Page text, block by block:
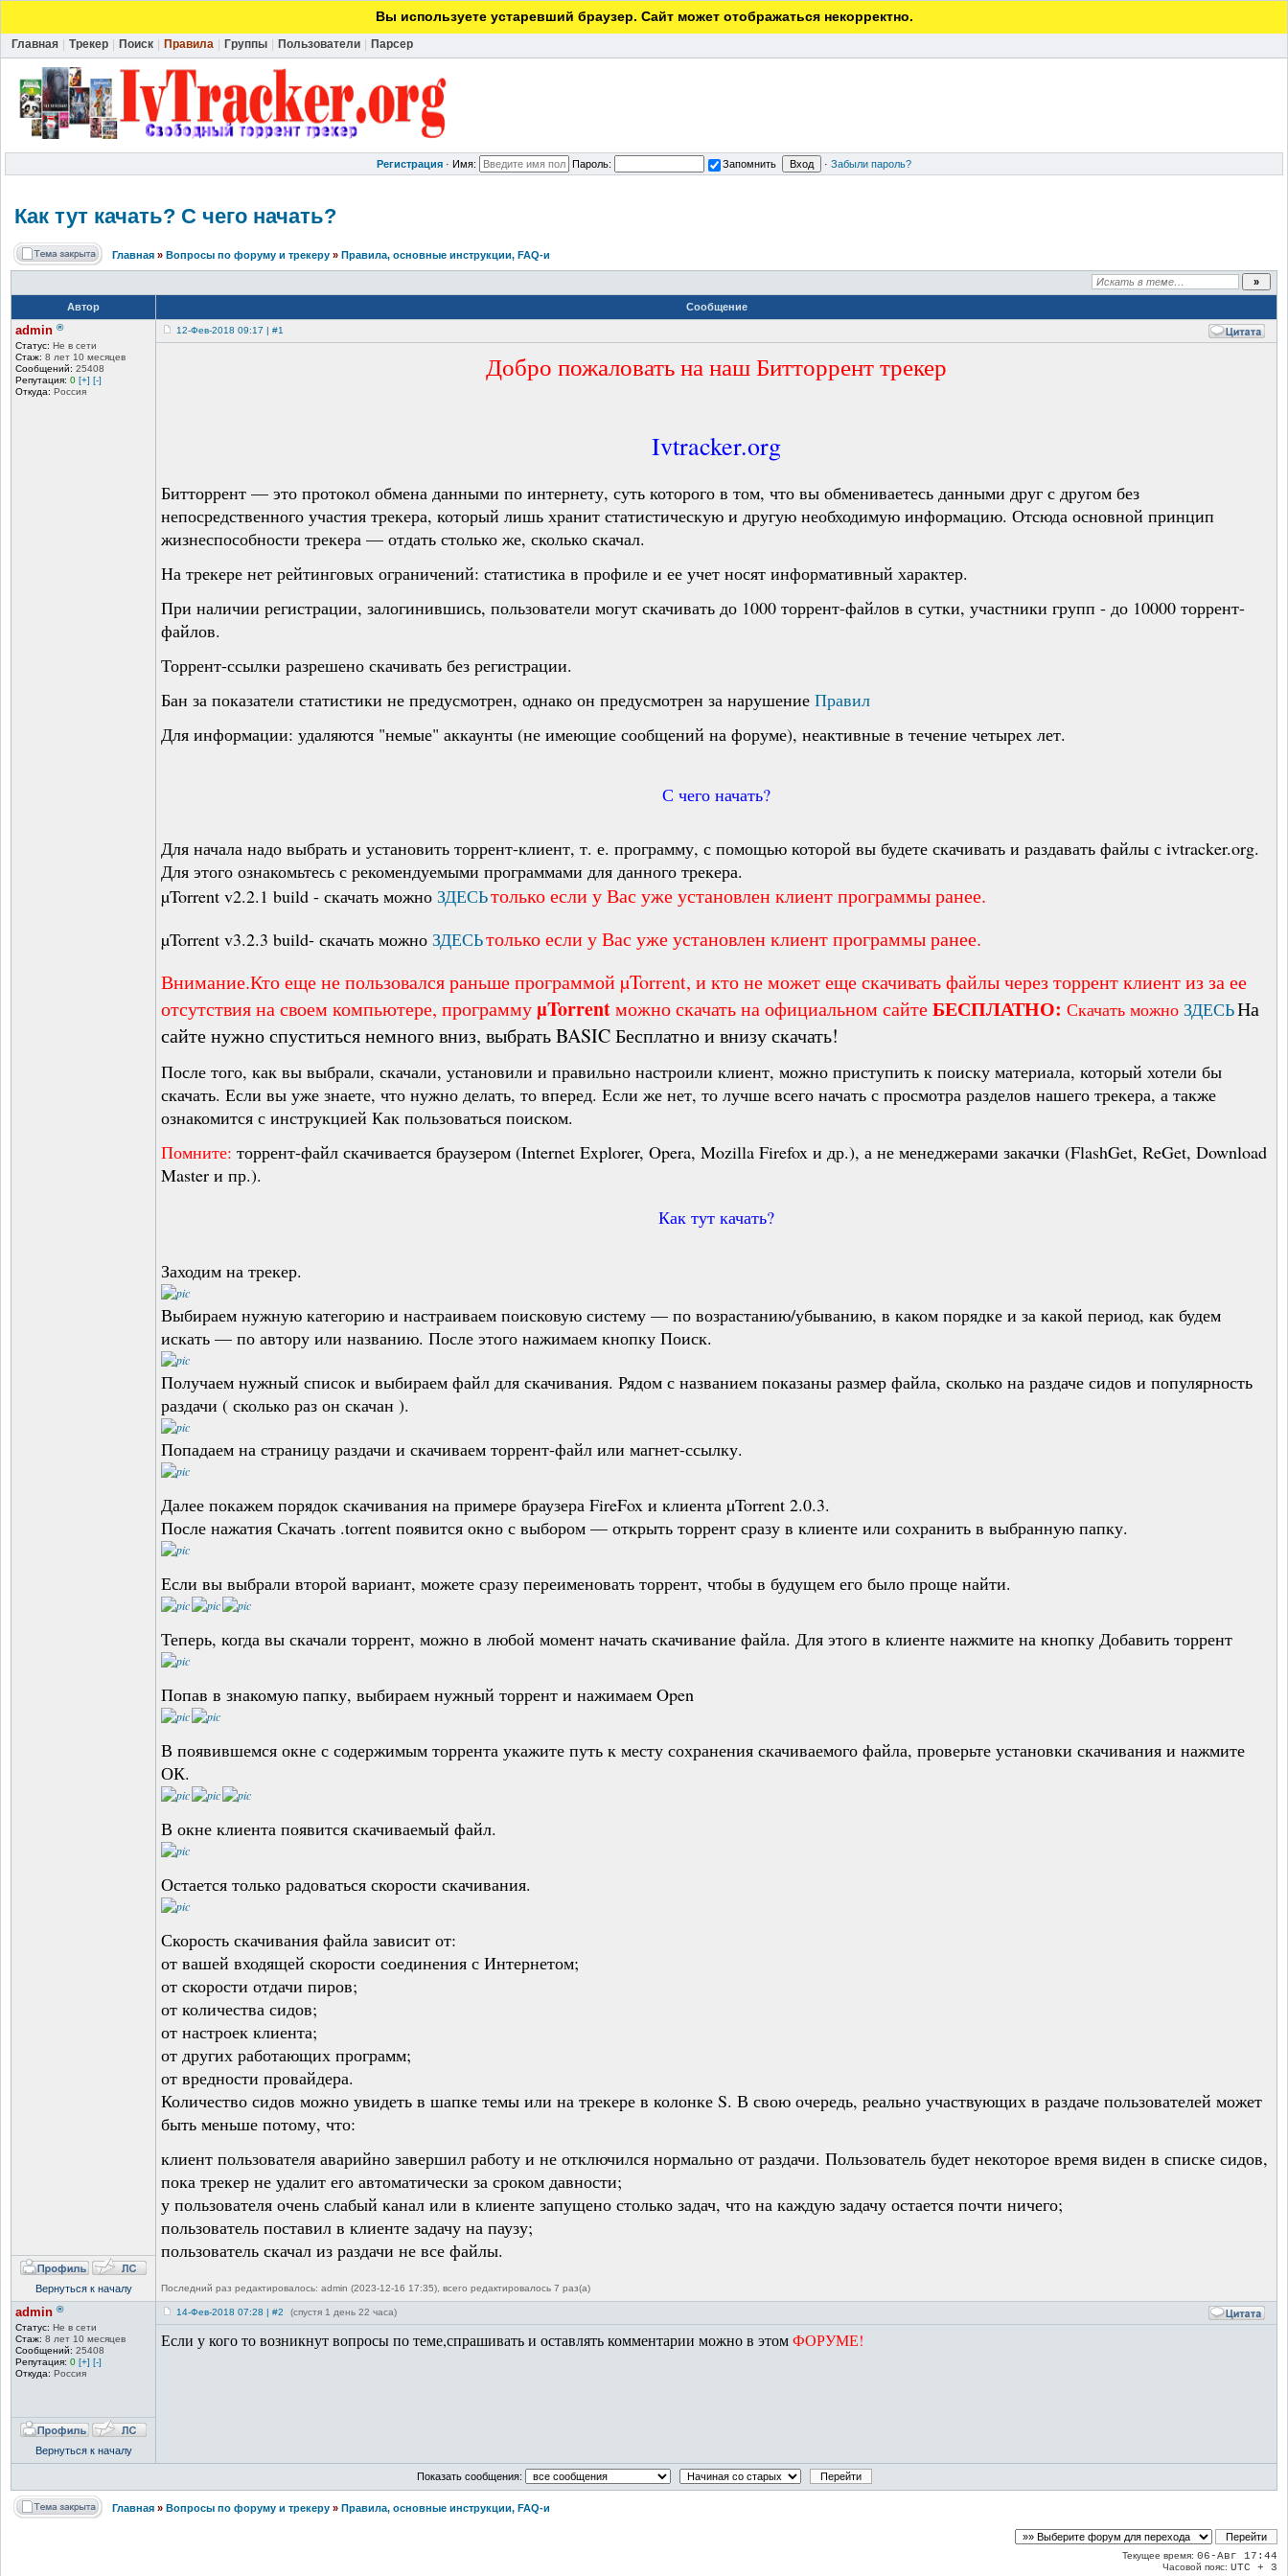
Вы используете устаревший браузер. Сайт может отображаться некорректно.
Главная Трекер Поиск Правила Группы Пользователи Парсер
Регистрация · Имя: Пароль: Запомнить · Забыли пароль?
Как тут качать? С чего начать?
Главная » Вопросы по форуму и трекеру » Правила, основные инструкции, FAQ-и
Автор Сообщение
admin ®
Статус: Не в сети
Стаж: 8 лет 10 месяцев
Сообщений: 25408
Репутация: 0 [+] [-]
Откуда: Россия
12-Фев-2018 09:17 | #1
Добро пожаловать на наш Битторрент трекер
Ivtracker.org
Битторрент — это протокол обмена данными по интернету, суть которого в том, что вы обмениваетесь данными друг с другом без
непосредственного участия трекера, который лишь хранит статистическую и другую необходимую информацию. Отсюда основной принцип
жизнеспособности трекера — отдать столько же, сколько скачал.
На трекере нет рейтинговых ограничений: статистика в профиле и ее учет носят информативный характер.
При наличии регистрации, залогинившись, пользователи могут скачивать до 1000 торрент-файлов в сутки, участники групп - до 10000 торрент-
файлов.
Торрент-ссылки разрешено скачивать без регистрации.
Бан за показатели статистики не предусмотрен, однако он предусмотрен за нарушение Правил
Для информации: удаляются "немые" аккаунты (не имеющие сообщений на форуме), неактивные в течение четырех лет.
С чего начать?
Для начала надо выбрать и установить торрент-клиент, т. е. программу, с помощью которой вы будете скачивать и раздавать файлы с ivtracker.org.
Для этого ознакомьтесь с рекомендуемыми программами для данного трекера.
µTorrent v2.2.1 build - скачать можно ЗДЕСЬтолько если у Вас уже установлен клиент программы ранее.
µTorrent v3.2.3 build- скачать можно ЗДЕСЬтолько если у Вас уже установлен клиент программы ранее.
Внимание.Кто еще не пользовался раньше программой µTorrent, и кто не может еще скачивать файлы через торрент клиент из за ее
отсутствия на своем компьютере, программу µTorrentможно скачать на официальном сайтеБЕСПЛАТНО: Скачать можно ЗДЕСЬНа
сайте нужно спуститься немного вниз, выбрать BASIC Бесплатно и внизу скачать!
После того, как вы выбрали, скачали, установили и правильно настроили клиент, можно приступить к поиску материала, который хотели бы
скачать. Если вы уже знаете, что нужно делать, то вперед. Если же нет, то лучше всего начать с просмотра разделов нашего трекера, а также
ознакомится с инструкцией Как пользоваться поиском.
Помните: торрент-файл скачивается браузером (Internet Explorer, Opera, Mozilla Firefox и др.), а не менеджерами закачки (FlashGet, ReGet, Download
Master и пр.).
Как тут качать?
Заходим на трекер.
Выбираем нужную категорию и настраиваем поисковую систему — по возрастанию/убыванию, в каком порядке и за какой период, как будем
искать — по автору или названию. После этого нажимаем кнопку Поиск.
Получаем нужный список и выбираем файл для скачивания. Рядом с названием показаны размер файла, сколько на раздаче сидов и популярность
раздачи ( сколько раз он скачан ).
Попадаем на страницу раздачи и скачиваем торрент-файл или магнет-ссылку.
Далее покажем порядок скачивания на примере браузера FireFox и клиента µTorrent 2.0.3.
После нажатия Скачать .torrent появится окно с выбором — открыть торрент сразу в клиенте или сохранить в выбранную папку.
Если вы выбрали второй вариант, можете сразу переименовать торрент, чтобы в будущем его было проще найти.
Теперь, когда вы скачали торрент, можно в любой момент начать скачивание файла. Для этого в клиенте нажмите на кнопку Добавить торрент
Попав в знакомую папку, выбираем нужный торрент и нажимаем Open
В появившемся окне с содержимым торрента укажите путь к месту сохранения скачиваемого файла, проверьте установки скачивания и нажмите
ОК.
В окне клиента появится скачиваемый файл.
Остается только радоваться скорости скачивания.
Скорость скачивания файла зависит от:
от вашей входящей скорости соединения с Интернетом;
от скорости отдачи пиров;
от количества сидов;
от настроек клиента;
от других работающих программ;
от вредности провайдера.
Количество сидов можно увидеть в шапке темы или на трекере в колонке S. В свою очередь, реально участвующих в раздаче пользователей может
быть меньше потому, что:
клиент пользователя аварийно завершил работу и не отключился нормально от раздачи. Пользователь будет некоторое время виден в списке сидов,
пока трекер не удалит его автоматически за сроком давности;
у пользователя очень слабый канал или в клиенте запущено столько задач, что на каждую задачу остается почти ничего;
пользователь поставил в клиенте задачу на паузу;
пользователь скачал из раздачи не все файлы.
Последний раз редактировалось: admin (2023-12-16 17:35), всего редактировалось 7 раз(а)
Вернуться к началу
admin ®
Статус: Не в сети
Стаж: 8 лет 10 месяцев
Сообщений: 25408
Репутация: 0 [+] [-]
Откуда: Россия
14-Фев-2018 07:28 | #2 (спустя 1 день 22 часа)
Если у кого то возникнут вопросы по теме,спрашивать и оставлять комментарии можно в этомФОРУМЕ!
Вернуться к началу
Показать сообщения:
Главная » Вопросы по форуму и трекеру » Правила, основные инструкции, FAQ-и
Текущее время: 06-Авг 17:44
Часовой пояс: UTC + 3